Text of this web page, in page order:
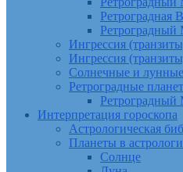
Ретроградная
Ретроградный
Ингрессия
Ингрессия
Солнечные и
Ретроградные
Ретроградный
Интерпретация гороскопа
Астрологическая
Планеты в
Солнце